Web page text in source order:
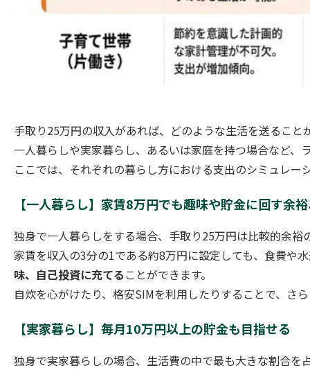
手取り25万円の収入があれば、どのような生活を送ること
一人暮らしや実家暮らし、あるいは家庭を持つ場合など
ここでは、それぞれの暮らし方における支出のシミュレ
【一人暮らし】家賃8万円でも趣味や貯金に回す余
独身で一人暮らしをする場合、手取り25万円は比較的余裕
家賃を収入の3分の1である約8万円に設定しても、食費や
味、自己投資に充てる ことができます。
自炊を心がけたり、格安SIMを利用したりすることで、さ
【実家暮らし】毎月10万円以上の貯金も目指せる
独身で実家暮らしの場合、生活費の中で最も大きな割合